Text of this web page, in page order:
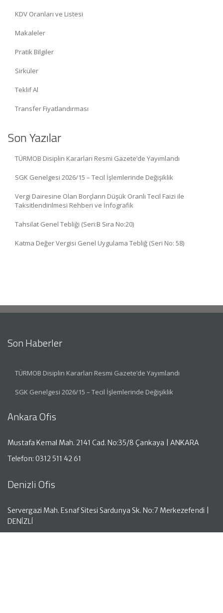
KDV Oranları ve Listesi
Makaleler
Pratik Bilgiler
Sirküler
Teklif Al
Transfer Fiyatlandırması
Son Yazılar
TÜRMOB Disiplin Kararları Resmi Gazete’de Yayımlandı
SGK Genelgesi 2026/15 – Tecil İşlemlerinde Değişiklik
Vergi Dairesine Olan Borçların Düşük Oranlı Tecil Faizi ile
Taksitlendirilmesi Rehberi ve İnfografik
Tahsilat Genel Tebliği (Seri:B Sıra No:20)
Katma Değer Vergisi Genel Uygulama Tebliğ (Seri No: 58)
Son Haberler
TÜRMOB Disiplin Kararları Resmi Gazete’de Yayımlandı
SGK Genelgesi 2026/15 – Tecil İşlemlerinde Değişiklik
Ankara Ofis
Mustafa Kemal Mah. 2141 Cad. No:35/8 Çankaya | ANKARA
Telefon: 0312 511 42 61
Denizli Ofis
Servergazi Mah. Esnaf Sitesi Sardunya Sk. No:7 Merkezefendi |
DENİZLİ